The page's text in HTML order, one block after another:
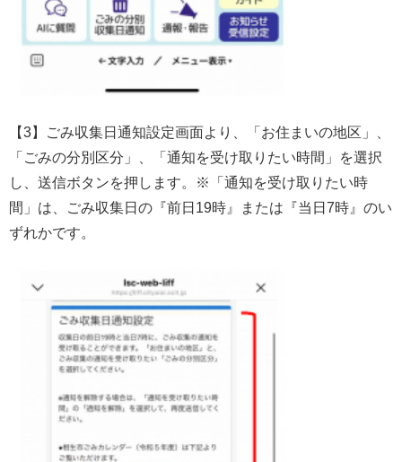
【3】ごみ収集日通知設定画面より、「お住まいの地区」、
「ごみの分別区分」、「通知を受け取りたい時間」を選択
し、送信ボタンを押します。※「通知を受け取りたい時
間」は、ごみ収集日の『前日19時』または『当日7時』のい
ずれかです。